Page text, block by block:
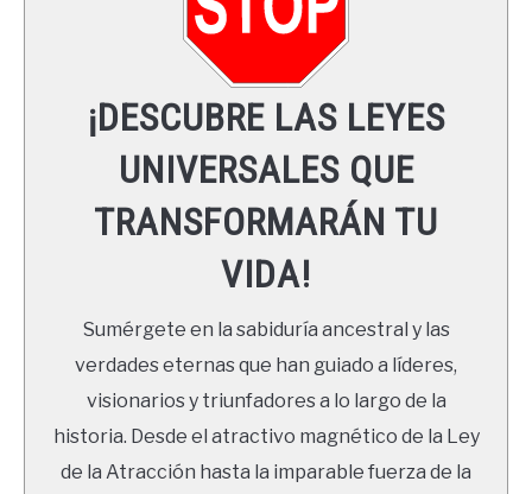
LEYES UNIVERSALES
RECURSOS
NEWSLETTER
¡DESCUBRE LAS LEYES
UNIVERSALES QUE
TRANSFORMARÁN TU
VIDA!
Sumérgete en la sabiduría ancestral y las
verdades eternas que han guiado a líderes,
visionarios y triunfadores a lo largo de la
historia. Desde el atractivo magnético de la Ley
de la Atracción hasta la imparable fuerza de la